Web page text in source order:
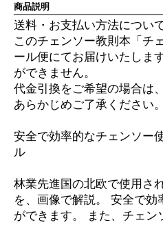
商品説明
送料・お支払い方法につい
このチェンソー教則本「チ
ール便にてお届けいたしま
ができません。
代金引換をご希望の場合は
あらかじめご了承ください。
安全で効率的なチェンソー
ル
林業先進国の北欧で使用さ
を、画像で解説。 安全で効
ができます。 また、チェン